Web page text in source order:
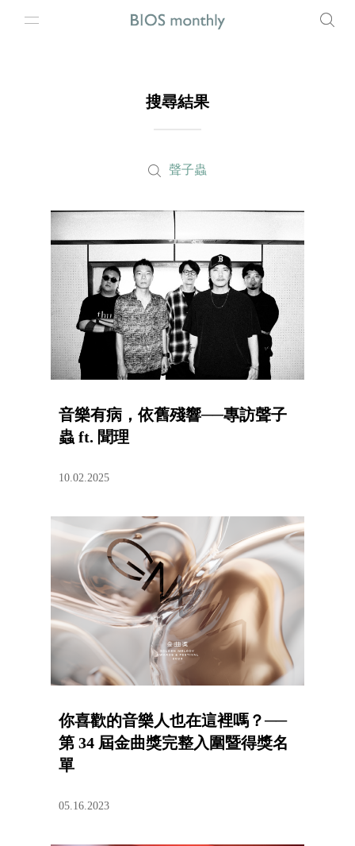
搜尋結果
聲子蟲
音樂有病，依舊殘響──專訪聲子
蟲 ft. 聞理
10.02.2025
你喜歡的音樂人也在這裡嗎？──
第 34 屆金曲獎完整入圍暨得獎名
單
05.16.2023